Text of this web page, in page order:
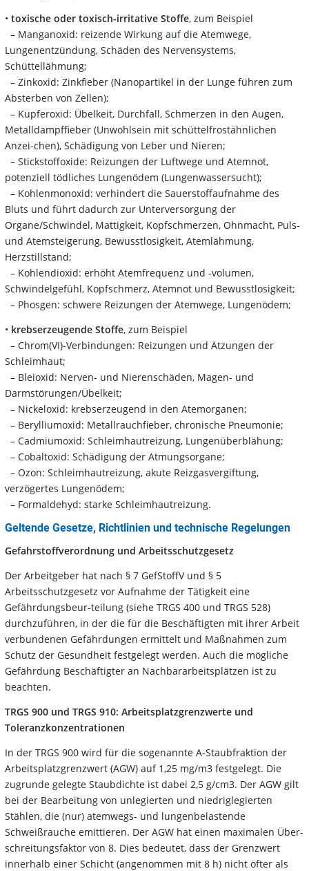
• toxische oder toxisch-irritative Stoffe, zum Beispiel
– Manganoxid: reizende Wirkung auf die Atemwege,
Lungenentzündung, Schäden des Nervensystems,
Schüttellähmung;
– Zinkoxid: Zinkfieber (Nanopartikel in der Lunge führen zum
Absterben von Zellen);
– Kupferoxid: Übelkeit, Durchfall, Schmerzen in den Augen,
Metalldampffieber (Unwohlsein mit schüttelfrostähnlichen
Anzei-chen), Schädigung von Leber und Nieren;
– Stickstoffoxide: Reizungen der Luftwege und Atemnot,
potenziell tödliches Lungenödem (Lungenwassersucht);
– Kohlenmonoxid: verhindert die Sauerstoffaufnahme des
Bluts und führt dadurch zur Unterversorgung der
Organe/Schwindel, Mattigkeit, Kopfschmerzen, Ohnmacht, Puls-
und Atemsteigerung, Bewusstlosigkeit, Atemlähmung,
Herzstillstand;
– Kohlendioxid: erhöht Atemfrequenz und -volumen,
Schwindelgefühl, Kopfschmerz, Atemnot und Bewusstlosigkeit;
– Phosgen: schwere Reizungen der Atemwege, Lungenödem;
• krebserzeugende Stoffe, zum Beispiel
– Chrom(VI)-Verbindungen: Reizungen und Ätzungen der
Schleimhaut;
– Bleioxid: Nerven- und Nierenschäden, Magen- und
Darmstörungen/Übelkeit;
– Nickeloxid: krebserzeugend in den Atemorganen;
– Berylliumoxid: Metallrauchfieber, chronische Pneumonie;
– Cadmiumoxid: Schleimhautreizung, Lungenüberblähung;
– Cobaltoxid: Schädigung der Atmungsorgane;
– Ozon: Schleimhautreizung, akute Reizgasvergiftung,
verzögertes Lungenödem;
– Formaldehyd: starke Schleimhautreizung.
Geltende Gesetze, Richtlinien und technische Regelungen
Gefahrstoffverordnung und Arbeitsschutzgesetz
Der Arbeitgeber hat nach § 7 GefStoffV und § 5
Arbeitsschutzgesetz vor Aufnahme der Tätigkeit eine
Gefährdungsbeur-teilung (siehe TRGS 400 und TRGS 528)
durchzuführen, in der die für die Beschäftigten mit ihrer Arbeit
verbundenen Gefährdungen ermittelt und Maßnahmen zum
Schutz der Gesundheit festgelegt werden. Auch die mögliche
Gefährdung Beschäftigter an Nachbararbeitsplätzen ist zu
beachten.
TRGS 900 und TRGS 910: Arbeitsplatzgrenzwerte und
Toleranzkonzentrationen
In der TRGS 900 wird für die sogenannte A-Staubfraktion der
Arbeitsplatzgrenzwert (AGW) auf 1,25 mg/m3 festgelegt. Die
zugrunde gelegte Staubdichte ist dabei 2,5 g/cm3. Der AGW gilt
bei der Bearbeitung von unlegierten und niedriglegierten
Stählen, die (nur) atemwegs- und lungenbelastende
Schweißrauche emittieren. Der AGW hat einen maximalen Über-
schreitungsfaktor von 8. Dies bedeutet, dass der Grenzwert
innerhalb einer Schicht (angenommen mit 8 h) nicht öfter als